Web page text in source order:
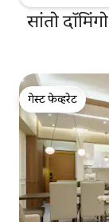
सांतो
गेस्ट फेव्हरेट
गेस्ट फेव्हरेट